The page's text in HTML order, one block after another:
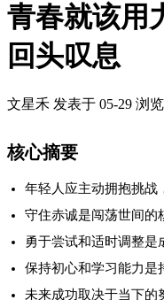
青春就该用
回头叹息
文星禾 发表于 05-29 浏览
核心摘要
年轻人应主动拥抱挑战
守住赤诚是闯荡世间的
勇于尝试和适时调整是
保持初心和学习能力是
未来成功取决于当下的